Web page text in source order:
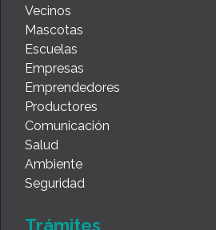
Vecinos
Mascotas
Escuelas
Empresas
Emprendedores
Productores
Comunicación
Salud
Ambiente
Seguridad
Trámites